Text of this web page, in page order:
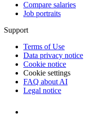
Compare salaries
Job portraits
Support
Terms of Use
Data privacy notice
Cookie notice
Cookie settings
FAQ about AI
Legal notice